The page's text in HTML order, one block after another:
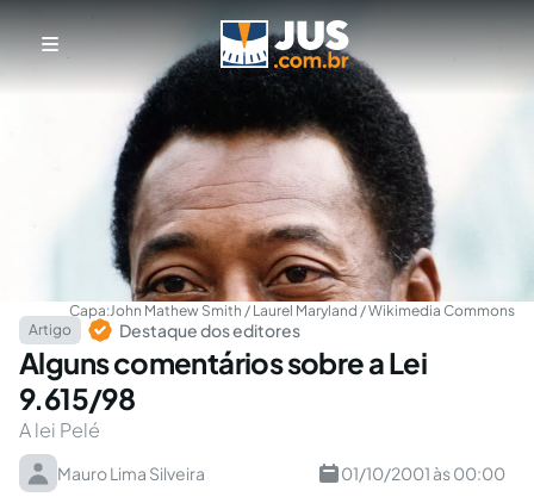
Capa:John Mathew Smith / Laurel Maryland / Wikimedia Commons
Artigo
Destaque dos editores
Alguns comentários sobre a Lei
9.615/98
A lei Pelé
Mauro Lima Silveira 01/10/2001 às 00:00